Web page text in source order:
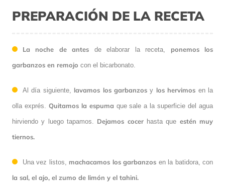
PREPARACIÓN DE LA RECETA
La noche de antes de elaborar la receta, ponemos los
garbanzos en remojo con el bicarbonato.
Al día siguiente, lavamos los garbanzos y los hervimos en la
olla exprés. Quitamos la espuma que sale a la superficie del agua
hirviendo y luego tapamos. Dejamos cocerhasta que estén muy
tiernos.
Una vez listos, machacamos los garbanzos en la batidora, con
la sal, el ajo, el zumo de limón y el tahini.